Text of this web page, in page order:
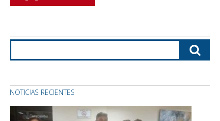
NOTICIAS RECIENTES